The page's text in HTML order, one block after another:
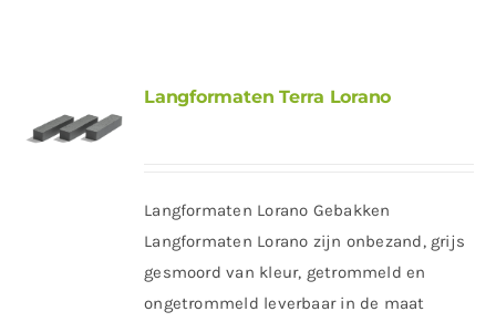
Langformaten Terra Lorano
Langformaten Lorano Gebakken
Langformaten Lorano zijn onbezand, grijs
gesmoord van kleur, getrommeld en
ongetrommeld leverbaar in de maat